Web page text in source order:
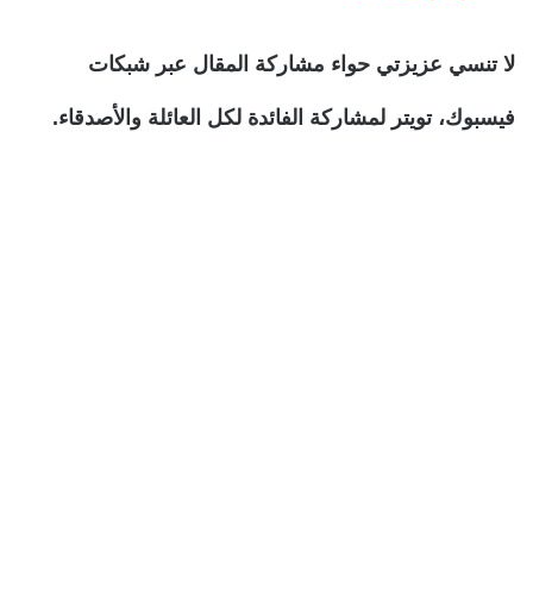
لا تنسي عزيزتي حواء مشاركة المقال عبر شبكات
فيسبوك، تويتر لمشاركة الفائدة لكل العائلة والأصدقاء.